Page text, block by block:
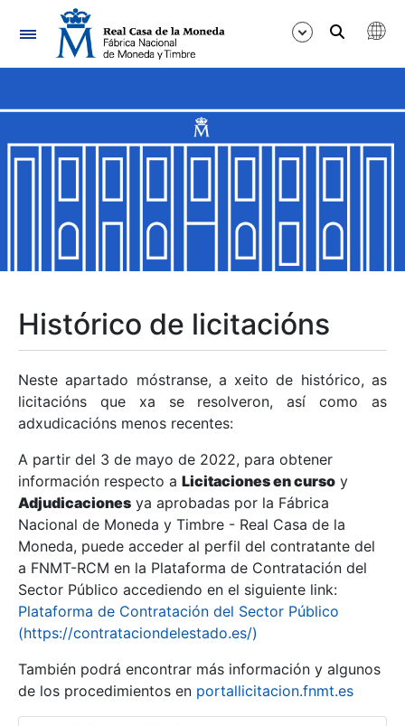
Navegación
Mostrar/Ocultar
Mostrar/Ocultar
Mostrar/Ocultar
Mostrar/Ocultar
Mostrar/Ocultar
Mostrar/Ocultar
Histórico de licitacións
Neste apartado móstranse, a xeito de histórico, as
licitacións que xa se resolveron, así como as
adxudicacións menos recentes:
A partir del 3 de mayo de 2022, para obtener
información respecto a Licitaciones en curso y
Adjudicaciones ya aprobadas por la Fábrica
Nacional de Moneda y Timbre - Real Casa de la
Moneda, puede acceder al perfil del contratante del
a FNMT-RCM en la Plataforma de Contratación del
Sector Público accediendo en el siguiente link:
Plataforma de Contratación del Sector Público
(https://contrataciondelestado.es/)
También podrá encontrar más información y algunos
de los procedimientos en portallicitacion.fnmt.es